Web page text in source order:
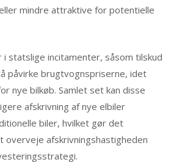
mindre attraktive for potentielle
statslige incitamenter, såsom tilskud
påvirke brugtvognspriserne, idet
nye bilkøb. Samlet set kan disse
afskrivning af nye elbiler
biler, hvilket gør det
afskrivningshastigheden